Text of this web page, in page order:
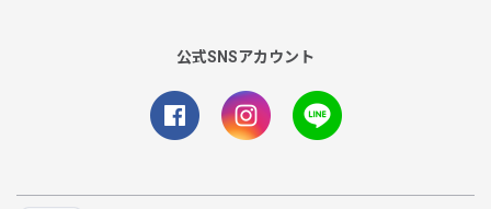
公式SNSアカウント